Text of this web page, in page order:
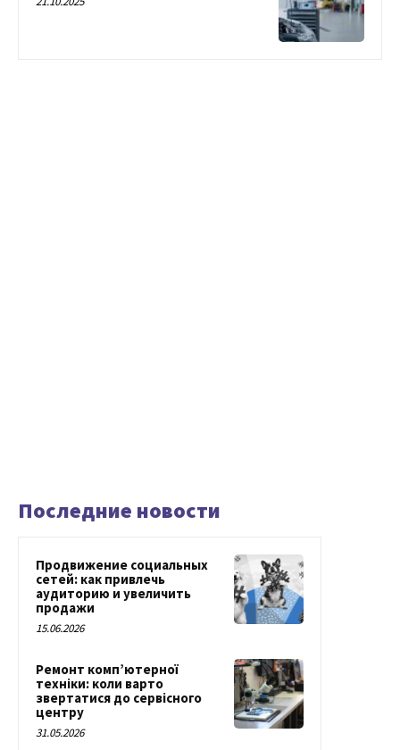
Последние новости
Продвижение социальных
сетей: как привлечь
аудиторию и увеличить
продажи
15.06.2026
Ремонт комп’ютерної
техніки: коли варто
звертатися до сервісного
центру
31.05.2026